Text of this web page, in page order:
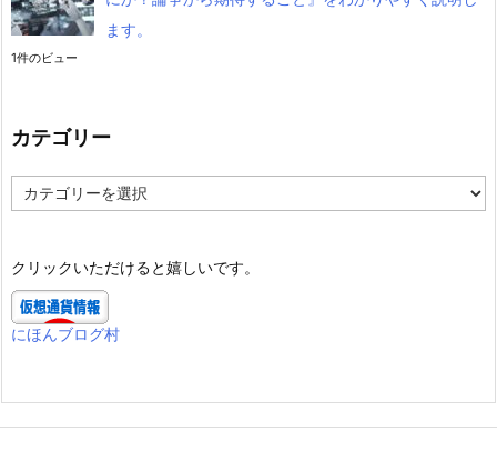
ます。
1件のビュー
カテゴリー
テ
ー
クリックいただけると嬉しいです。
にほんブログ村